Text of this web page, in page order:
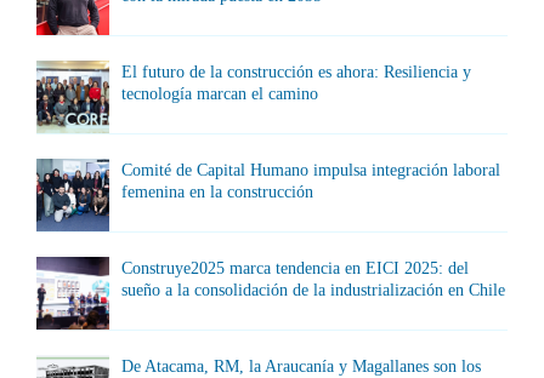
El futuro de la construcción es ahora: Resiliencia y
tecnología marcan el camino
Comité de Capital Humano impulsa integración laboral
femenina en la construcción
Construye2025 marca tendencia en EICI 2025: del
sueño a la consolidación de la industrialización en Chile
De Atacama, RM, la Araucanía y Magallanes son los